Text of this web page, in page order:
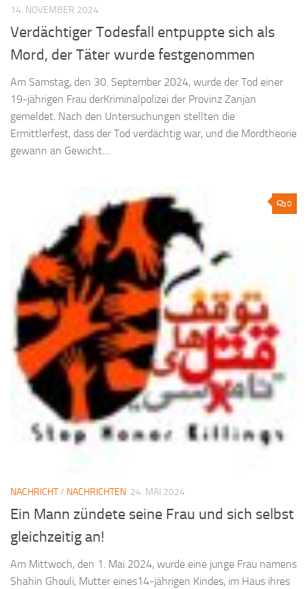
14. NOVEMBER 2024
Verdächtiger Todesfall entpuppte sich als
Mord, der Täter wurde festgenommen
Am Samstag, den 30. September 2024, wurde der Tod einer
19-jährigen Frau derKriminalpolizei der Provinz Zanjan
gemeldet. Nach den Untersuchungen stellten die
Ermittlerfest, dass der Tod verdächtig war, und die Mordtheorie
gewann an Gewicht....
0
NACHRICHT/ NACHRICHTEN 24. MAI 2024
Ein Mann zündete seine Frau und sich selbst
gleichzeitig an!
Am Mittwoch, den 1. Mai 2024, wurde eine junge Frau namens
Shahin Ghouli, Mutter eines14-jährigen Kindes, im Haus ihres